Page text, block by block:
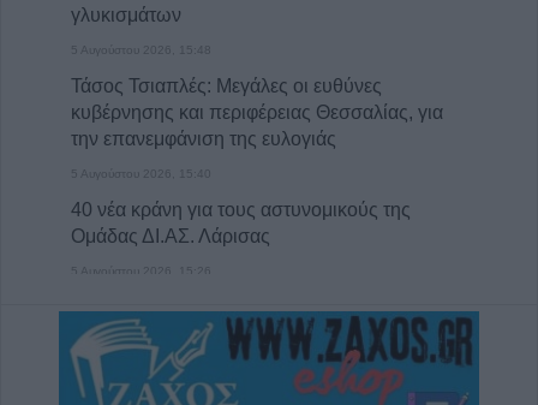
γλυκισμάτων
5 Αυγούστου 2026, 15:48
Τάσος Τσιαπλές: Μεγάλες οι ευθύνες
κυβέρνησης και περιφέρειας Θεσσαλίας, για
την επανεμφάνιση της ευλογιάς
5 Αυγούστου 2026, 15:40
40 νέα κράνη για τους αστυνομικούς της
Ομάδας ΔΙ.ΑΣ. Λάρισας
5 Αυγούστου 2026, 15:26
Πρόσκληση Υποβολής Υποψηφιοτήτων στο
Π.Μ.Σ. «Διαχείριση Περιβάλλοντος» (2026–
2027)
5 Αυγούστου 2026, 15:14